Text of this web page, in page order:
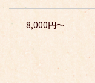
8,000円〜